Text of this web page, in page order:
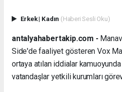
Erkek| Kadın (Haberi Sesli Oku)
antalyahabertakip.com -
Side'de faaliyet gösteren Vox
ortaya atılan iddialar kamuoyunda
vatandaşlar yetkili kurumları